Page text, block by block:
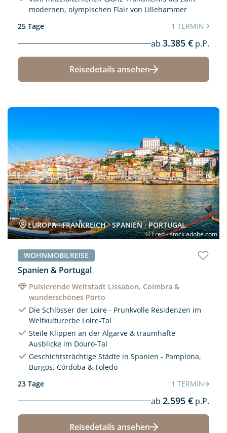
modernen, olympischen Flair von Lillehammer
25 Tage
1 TERMIN
ab 3.385 € p.P.
Reisedetails ansehen
© Fred - stock.adobe.com
EUROPA · FRANKREICH · SPANIEN · PORTUGAL
WOHNMOBILREISE
Spanien & Portugal
Pulsierende Weltstadt Lissabon, Coimbra &
wunderschönes Porto
Die Schlösser der Loire - Prunkvolle Residenzen im
Weltkulturerbe Loire-Tal
Steile Klippen an der Algarve & traumhafte
Ausblicke im Douro-Tal
Geschichtsträchtige Städte in Spanien - Pamplona,
Burgos, Córdoba & Toledo
23 Tage
1 TERMIN
ab 2.595 € p.P.
Reisedetails ansehen